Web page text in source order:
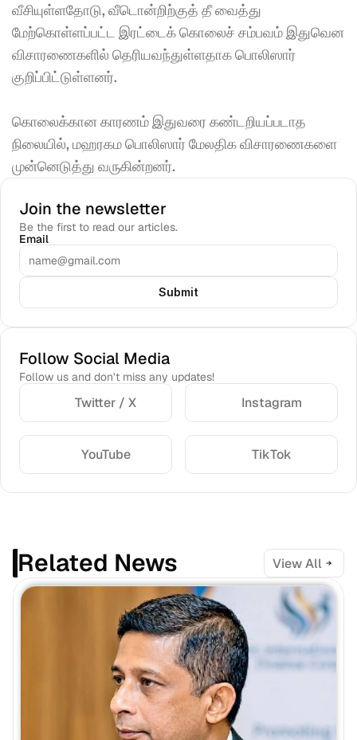
வீசியுள்ளதோடு, வீடொன்றிற்குத் தீ வைத்து
மேற்கொள்ளப்பட்ட இரட்டைக் கொலைச் சம்பவம் இதுவென
விசாரணைகளில் தெரியவந்துள்ளதாக பொலிஸார்
குறிப்பிட்டுள்ளனர்.
கொலைக்கான காரணம் இதுவரை கண்டறியப்படாத
நிலையில், மஹரகம பொலிஸார் மேலதிக விசாரணைகளை
முன்னெடுத்து வருகின்றனர்.
Join the newsletter
Be the first to read our articles.
Email
Submit
Follow Social Media
Follow us and don’t miss any updates!
Twitter / X Instagram
YouTube TikTok
Related News View All